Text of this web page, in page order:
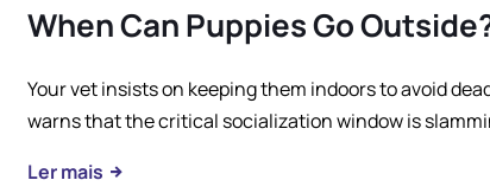
When Can Puppies Go
Your vet insists on keeping them indoors to avoid
warns that the critical socialization window is
Ler mais